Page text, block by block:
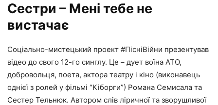
Сестри – Мені тебе не
вистачає
Соціально-мистецький проект #ПісніВійни презентував
відео до свого 12-го синглу. Це – дует воїна АТО,
добровольця, поета, актора театру і кіно (виконавець
однієї з ролей у фільмі “Кіборги”) Романа Семисала та
Сестер Тельнюк. Автором слів ліричної та зворушливої